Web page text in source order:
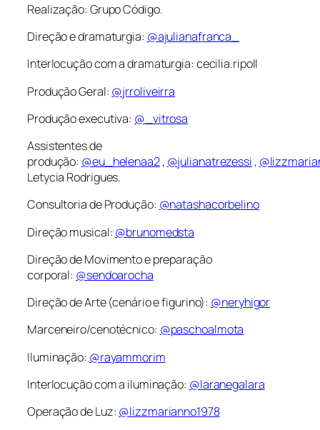
Realização: Grupo Código.
Direção e dramaturgia: @ajulianafranca_
Interlocução com a dramaturgia: cecilia.ripoll
Produção Geral: @jrroliveirra
Produção executiva: @_vitrosa
Assistentes de
produção: @eu_helenaa2, @julianatrezessi ,
Letycia Rodrigues.
Consultoria de Produção: @natashacorbelino
Direção musical: @brunomedsta
Direção de Movimento e preparação
corporal: @sendoarocha
Direção de Arte (cenário e figurino): @neryhigor
Marceneiro/cenotécnico: @paschoalmota
Iluminação: @rayammorim
Interlocução com a iluminação: @laranegalara
Operação de Luz: @lizzmarianno1978